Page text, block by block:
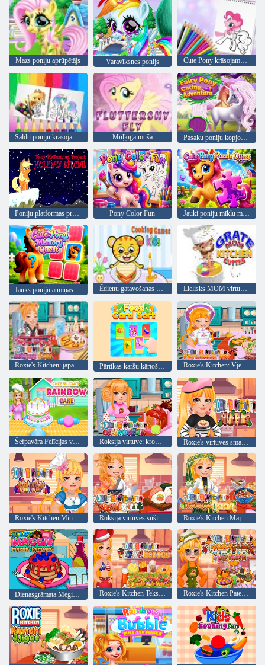
Mazs poniju aprūpētājs Varavīksnes ponijs Cute Pony krāsojamā grāmata
Saldu poniju krāsojamā grāmata Muļķīga muša Pasaku poniju kopjošais piedzīvojums
Poniju platformas projekts: brīvdienu īpašais Pony Color Fun Jauki poniju mīklu meklējumi
Ēdienu gatavošanas spēles bērniem Lielisks MOM virtuves griezējs
Roxie's Kitchen: japāņu karijs Pārtikas karšu kārtošana Roxie's Kitchen: Vjetnamiešu Pho
Šefpavāra Felīcijas varavīksnes kūka Roksija virtuve: kromboloni Roxie's virtuves smalkmaizītes
Roxie's Kitchen Mini torte Roksija virtuves suši rullis Roxie's Kitchen Mājas Naan
Roxie's Kitchen Teksasas hotdogs Roxie's Kitchen Pateicības kēkss